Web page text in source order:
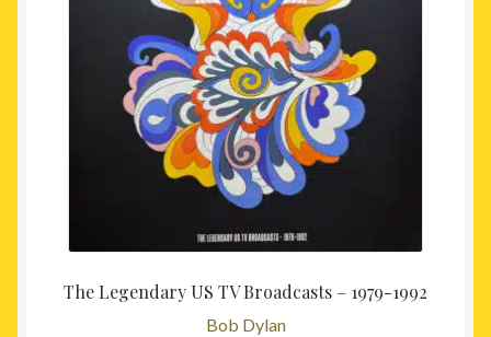
The Legendary US TV Broadcasts – 1979-1992
Bob Dylan